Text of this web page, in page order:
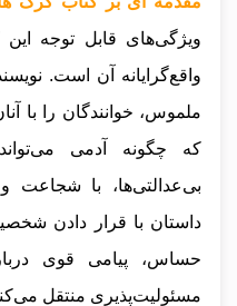
ویژگی‌های قابل توجه
واقع‌گرایانه آن است.
ملموس، خوانندگان را با
که چگونه آدمی
بی‌عدالتی‌ها، با شجاعت
داستان با قرار دادن
حساس، پیامی قوی
مسئولیت‌پذیری منتقل